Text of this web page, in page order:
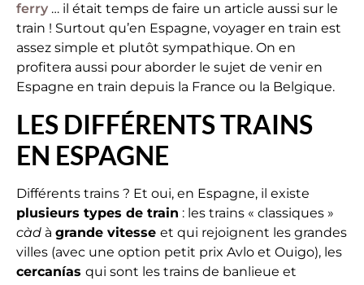
ferry … il était temps de faire un article aussi sur le
train ! Surtout qu’en Espagne, voyager en train est
assez simple et plutôt sympathique. On en
profitera aussi pour aborder le sujet de venir en
Espagne en train depuis la France ou la Belgique.
LES DIFFÉRENTS TRAINS
EN ESPAGNE
Différents trains ? Et oui, en Espagne, il existe
plusieurs types de train : les trains « classiques »
càd à grande vitesse et qui rejoignent les grandes
villes (avec une option petit prix Avlo et Ouigo), les
cercanías qui sont les trains de banlieue et